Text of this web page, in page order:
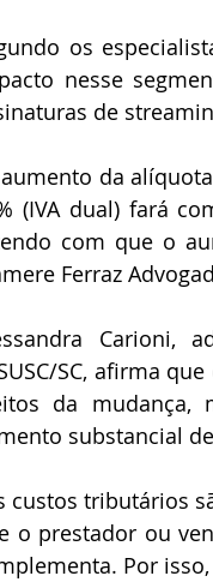
os
nesse
de
aumento da
(IVA dual) fará
com que o
Ferraz
Carioni,
SC, afirma
da mudança,
substancial
custos tributários
o prestador ou
Por